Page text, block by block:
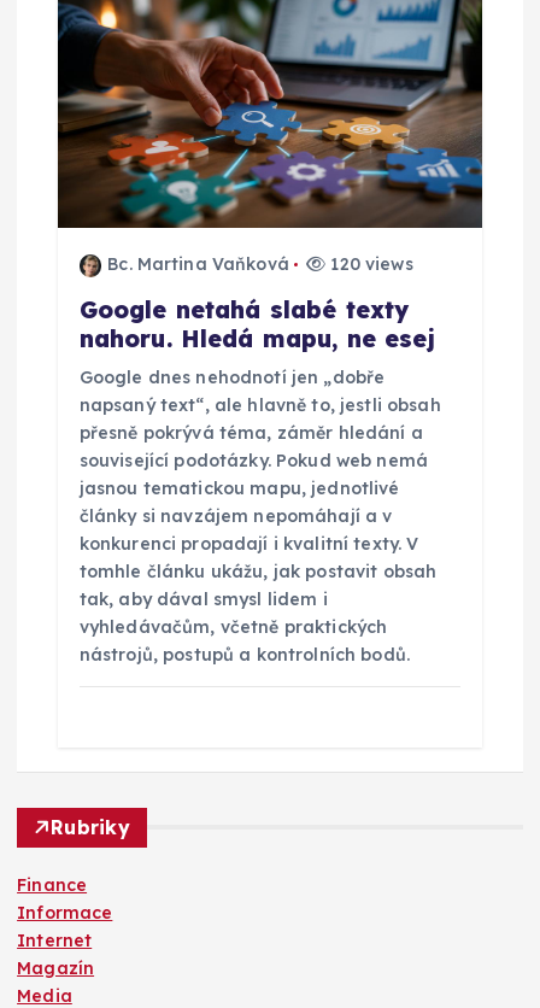
Bc. Martina Vaňková 120 views
Google netahá slabé texty
nahoru. Hledá mapu, ne esej
Google dnes nehodnotí jen „dobře
napsaný text“, ale hlavně to, jestli obsah
přesně pokrývá téma, záměr hledání a
související podotázky. Pokud web nemá
jasnou tematickou mapu, jednotlivé
články si navzájem nepomáhají a v
konkurenci propadají i kvalitní texty. V
tomhle článku ukážu, jak postavit obsah
tak, aby dával smysl lidem i
vyhledávačům, včetně praktických
nástrojů, postupů a kontrolních bodů.
Rubriky
Finance
Informace
Internet
Magazín
Media